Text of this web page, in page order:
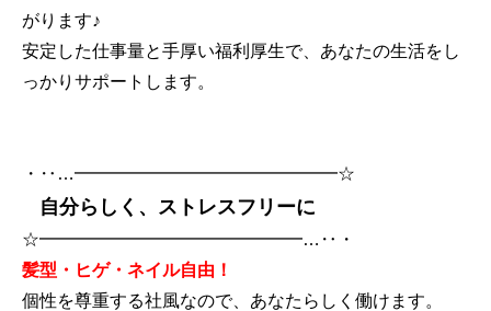
がります♪
安定した仕事量と手厚い福利厚生で、あなたの生活をし
っかりサポートします。
・‥…━━━━━━━━━━━━━━━☆
自分らしく、ストレスフリーに
☆━━━━━━━━━━━━━━━…‥・
髪型・ヒゲ・ネイル自由！
個性を尊重する社風なので、あなたらしく働けます。